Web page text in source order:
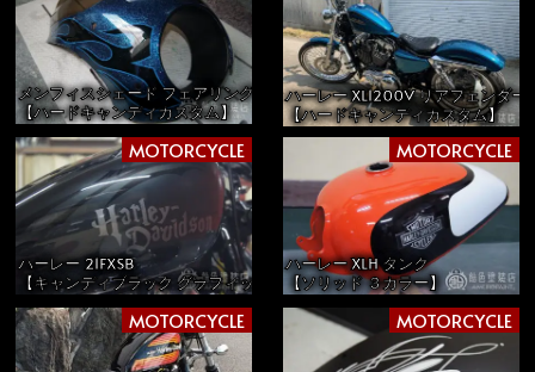
メンフィスシェード フェアリング
【ハードキャンディカスタム】
ハーレー XL1200V リアフェンダー
【ハードキャンディカスタム】
MOTORCYCLE
ハーレー 21FXSB
【キャンディブラック グラフィック】
MOTORCYCLE
ハーレー XLH タンク
【ソリッド ３カラー】
MOTORCYCLE MOTORCYCLE